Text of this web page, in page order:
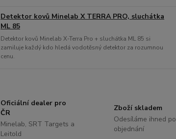
Detektor kovů Minelab X TERRA PRO, sluchátka
ML 85
Detektor kovů Minelab X-Terra Pro + sluchátka ML 85 si
zamiluje každý kdo hledá vodotěsný detektor za rozumnou
cenu.
Oficiální dealer pro
ČR
Minelab, SRT Targets a
Leitold
Zboží skladem
Odesíláme ihned po
objednání